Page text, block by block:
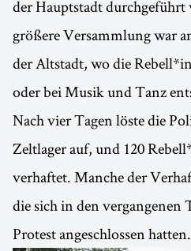
der Hauptstadt
größere Versammlung war
der Altstadt, wo die
oder bei Musik und Tanz
Nach vier Tagen löste die
Zeltlager auf, und 120
verhaftet. Manche der
die sich in den vergangenen
Protest angeschlossen hatten.